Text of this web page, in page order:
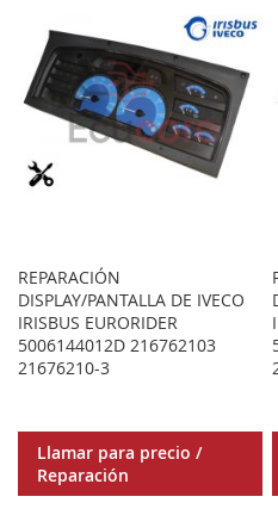
REPARACIÓN
DISPLAY/PANTALLA DE IVECO
IRISBUS EURORIDER
5006144012D 216762103
21676210-3
Llamar para precio /
Reparación